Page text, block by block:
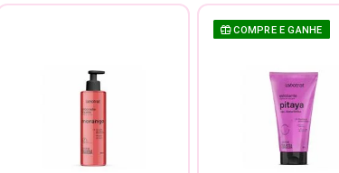
COMPRE E GANHE